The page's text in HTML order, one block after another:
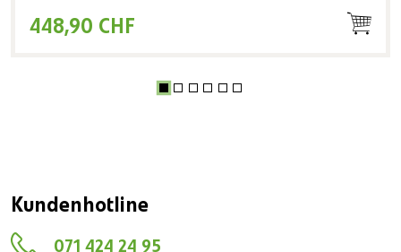
448,90 CHF
Kundenhotline
071 424 24 95